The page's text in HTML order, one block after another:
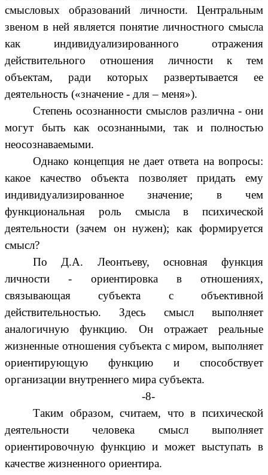
смысловых образований личности. Центральным
звеном в ней является понятие личностного смысла
как индивидуализированного отражения
действительного отношения личности к тем
объектам, ради которых развертывается ее
деятельность («значение - для – меня»).
Степень осознанности смыслов различна - они
могут быть как осознанными, так и полностью
неосознаваемыми.
Однако концепция не дает ответа на вопросы:
какое качество объекта позволяет придать ему
индивидуализированное значение; в чем
функциональная роль смысла в психической
деятельности (зачем он нужен); как формируется
смысл?
По Д.А. Леонтьеву, основная функция
личности - ориентировка в отношениях,
связывающая субъекта с объективной
действительностью. Здесь смысл выполняет
аналогичную функцию. Он отражает реальные
жизненные отношения субъекта с миром, выполняет
ориентирующую функцию и способствует
организации внутреннего мира субъекта.
-8-
Таким образом, считаем, что в психической
деятельности человека смысл выполняет
ориентировочную функцию и может выступать в
качестве жизненного ориентира.